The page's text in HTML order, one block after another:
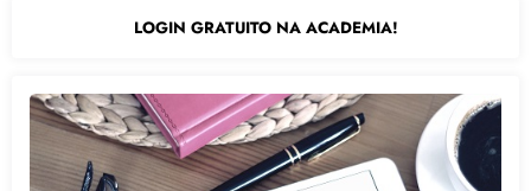
LOGIN GRATUITO NA ACADEMIA!